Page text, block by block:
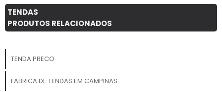
inesquecível, conquistando
envolvente e impactante!
TENDAS
PRODUTOS RELACIONADOS
TENDA PRECO
FABRICA DE TENDAS EM CAMPINAS